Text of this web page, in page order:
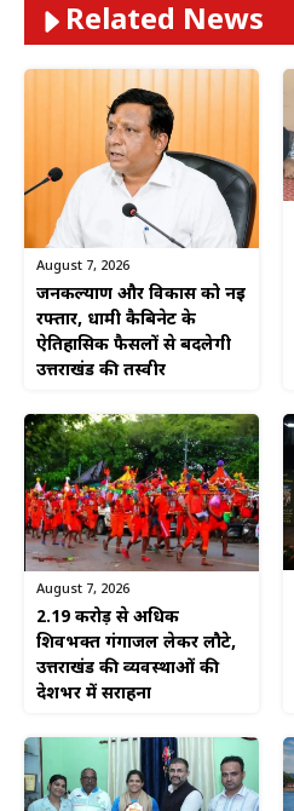
Related News
August 7, 2026
जनकल्याण और विकास को नई
रफ्तार, धामी कैबिनेट के
ऐतिहासिक फैसलों से बदलेगी
उत्तराखंड की तस्वीर
August 7, 2026
2.19 करोड़ से अधिक
शिवभक्त गंगाजल लेकर लौटे,
उत्तराखंड की व्यवस्थाओं की
देशभर में सराहना